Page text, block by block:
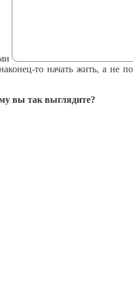
то начать жить, а не
вы так выглядите?